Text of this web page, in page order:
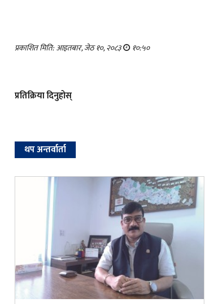
प्रकाशित मिति: आइतबार, जेठ १०, २०८३ १०:५०
प्रतिक्रिया दिनुहोस्
थप अन्तर्वार्ता